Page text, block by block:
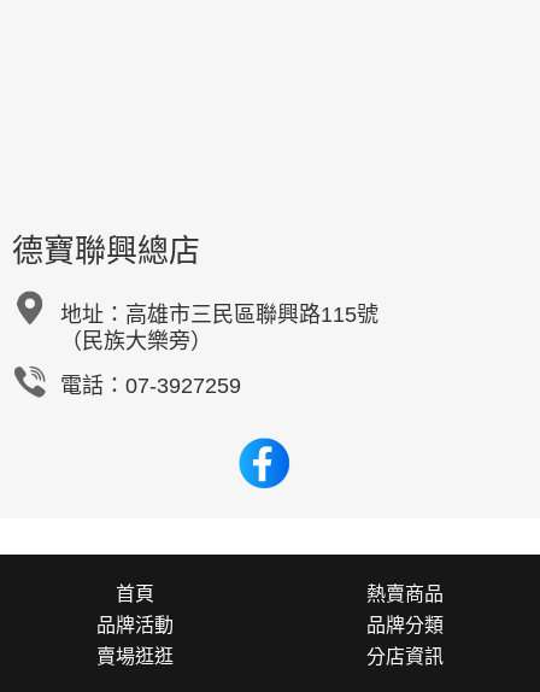
德寶聯興總店
地址： 高雄市三民區聯興路115號
（民族大樂旁）
電話：07-3927259
首頁
熱賣商品
品牌活動
品牌分類
賣場逛逛
分店資訊